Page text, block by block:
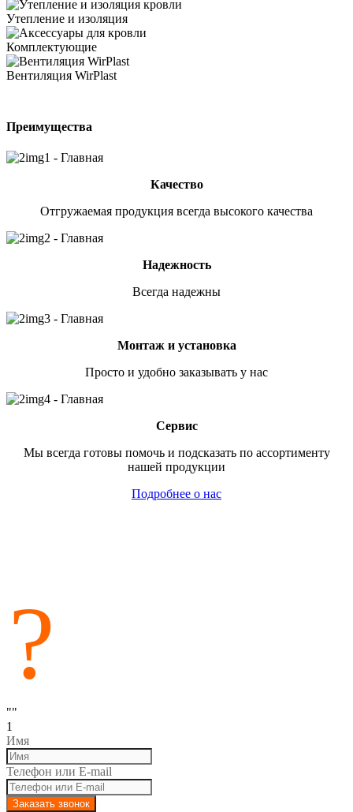
Утепление и изоляция
Комплектующие
Вентиляция WirPlast
Преимущества
Качество
Отгружаемая продукция всегда высокого качества
Надежность
Всегда надежны
Монтаж и установка
Просто и удобно заказывать у нас
Сервис
Мы всегда готовы помочь и подсказать по ассортименту
нашей продукции
Подробнее о нас
?
""
1
Имя
Телефон или E-mail
Заказать звонок